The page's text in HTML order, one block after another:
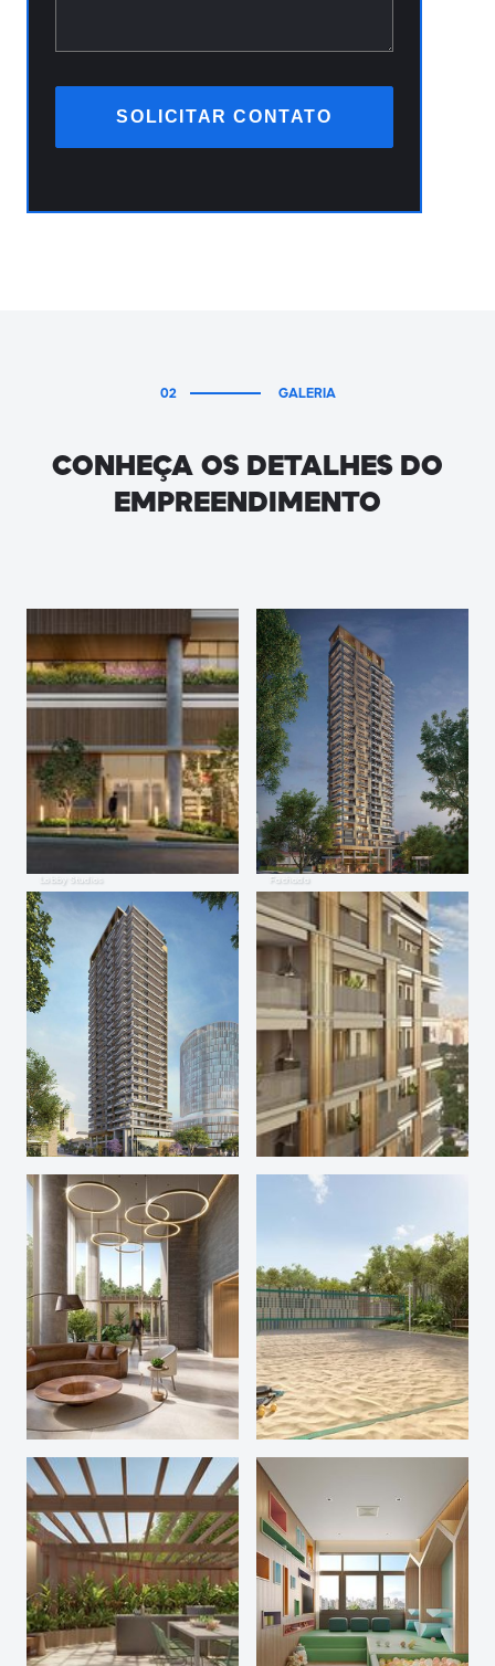
02 GALERIA
CONHEÇA OS DETALHES DO
EMPREENDIMENTO
Lobby Studios Fachada